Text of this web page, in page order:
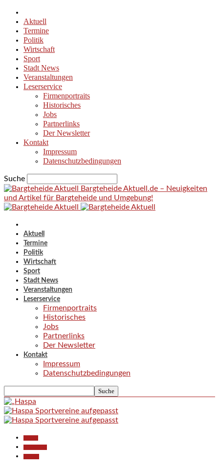
Aktuell
Termine
Politik
Wirtschaft
Sport
Stadt News
Veranstaltungen
Leserservice
Firmenportraits
Historisches
Jobs
Partnerlinks
Der Newsletter
Kontakt
Impressum
Datenschutzbedingungen
Suche
Bargteheide Aktuell.de – Neuigkeiten
und Artikel für Bargteheide und Umgebung!
Aktuell
Termine
Politik
Wirtschaft
Sport
Stadt News
Veranstaltungen
Leserservice
Firmenportraits
Historisches
Jobs
Partnerlinks
Der Newsletter
Kontakt
Impressum
Datenschutzbedingungen